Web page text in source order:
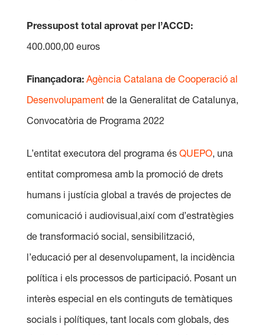
Pressupost total aprovat per l’ACCD:
400.000,00 euros
Finançadora: Agència Catalana de Cooperació al
Desenvolupamentde la Generalitat de Catalunya,
Convocatòria de Programa 2022
L’entitat executora del programa és QUEPO, una
entitat compromesa amb la promoció de drets
humans i justícia global a través de projectes de
comunicació i audiovisual,així com d’estratègies
de transformació social, sensibilització,
l’educació per al desenvolupament, la incidència
política i els processos de participació. Posant un
interès especial en els continguts de temàtiques
socials i polítiques, tant locals com globals, des